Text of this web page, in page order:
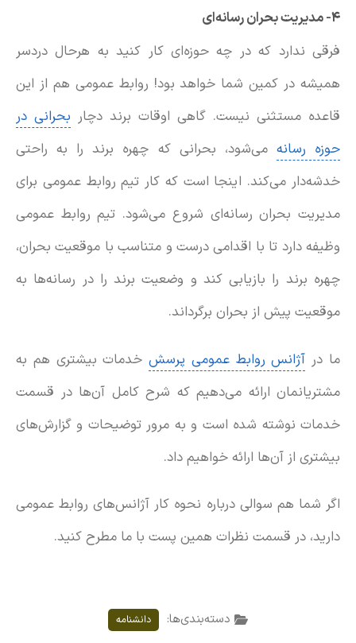
۴- مدیریت بحران رسانه‌ای
فرقی ندارد که در چه حوزه‌ای کار کنید به هرحال دردسر
همیشه در کمین شما خواهد بود! روابط عمومی هم از این
قاعده مستثنی نیست. گاهی اوقات برند دچار بحرانی در
حوزه رسانه می‌شود، بحرانی که چهره برند را به راحتی
خدشه‌دار می‌کند. اینجا است که کار تیم روابط عمومی برای
مدیریت بحران رسانه‌ای شروع می‌شود. تیم روابط عمومی
وظیفه دارد تا با اقدامی درست و متناسب با موقعیت بحران،
چهره برند را بازیابی کند و وضعیت برند را در رسانه‌ها به
موقعیت پیش از بحران برگرداند.
ما در آژانس روابط عمومی پرسشخدمات بیشتری هم به
مشتریانمان ارائه می‌دهیم که شرح کامل آن‌ها در قسمت
خدمات نوشته شده است و به مرور توضیحات و گزارش‌های
بیشتری از آن‌ها ارائه خواهیم داد.
اگر شما هم سوالی درباره نحوه کار آژانس‌های روابط عمومی
دارید، در قسمت نظرات همین پست با ما مطرح کنید.
دسته‌بندی‌ها: دانشنامه